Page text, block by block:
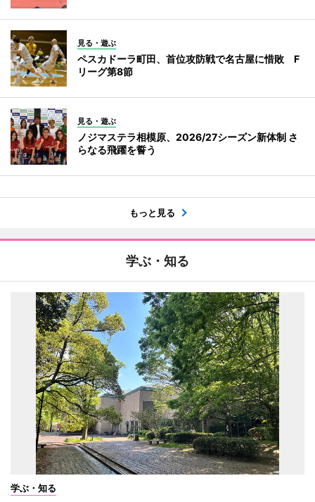
見る・遊ぶ
ペスカドーラ町田、首位攻防戦で名古屋に惜敗 F
リーグ第8節
見る・遊ぶ
ノジマステラ相模原、2026/27シーズン新体制 さ
らなる飛躍を誓う
もっと見る
学ぶ・知る
学ぶ・知る